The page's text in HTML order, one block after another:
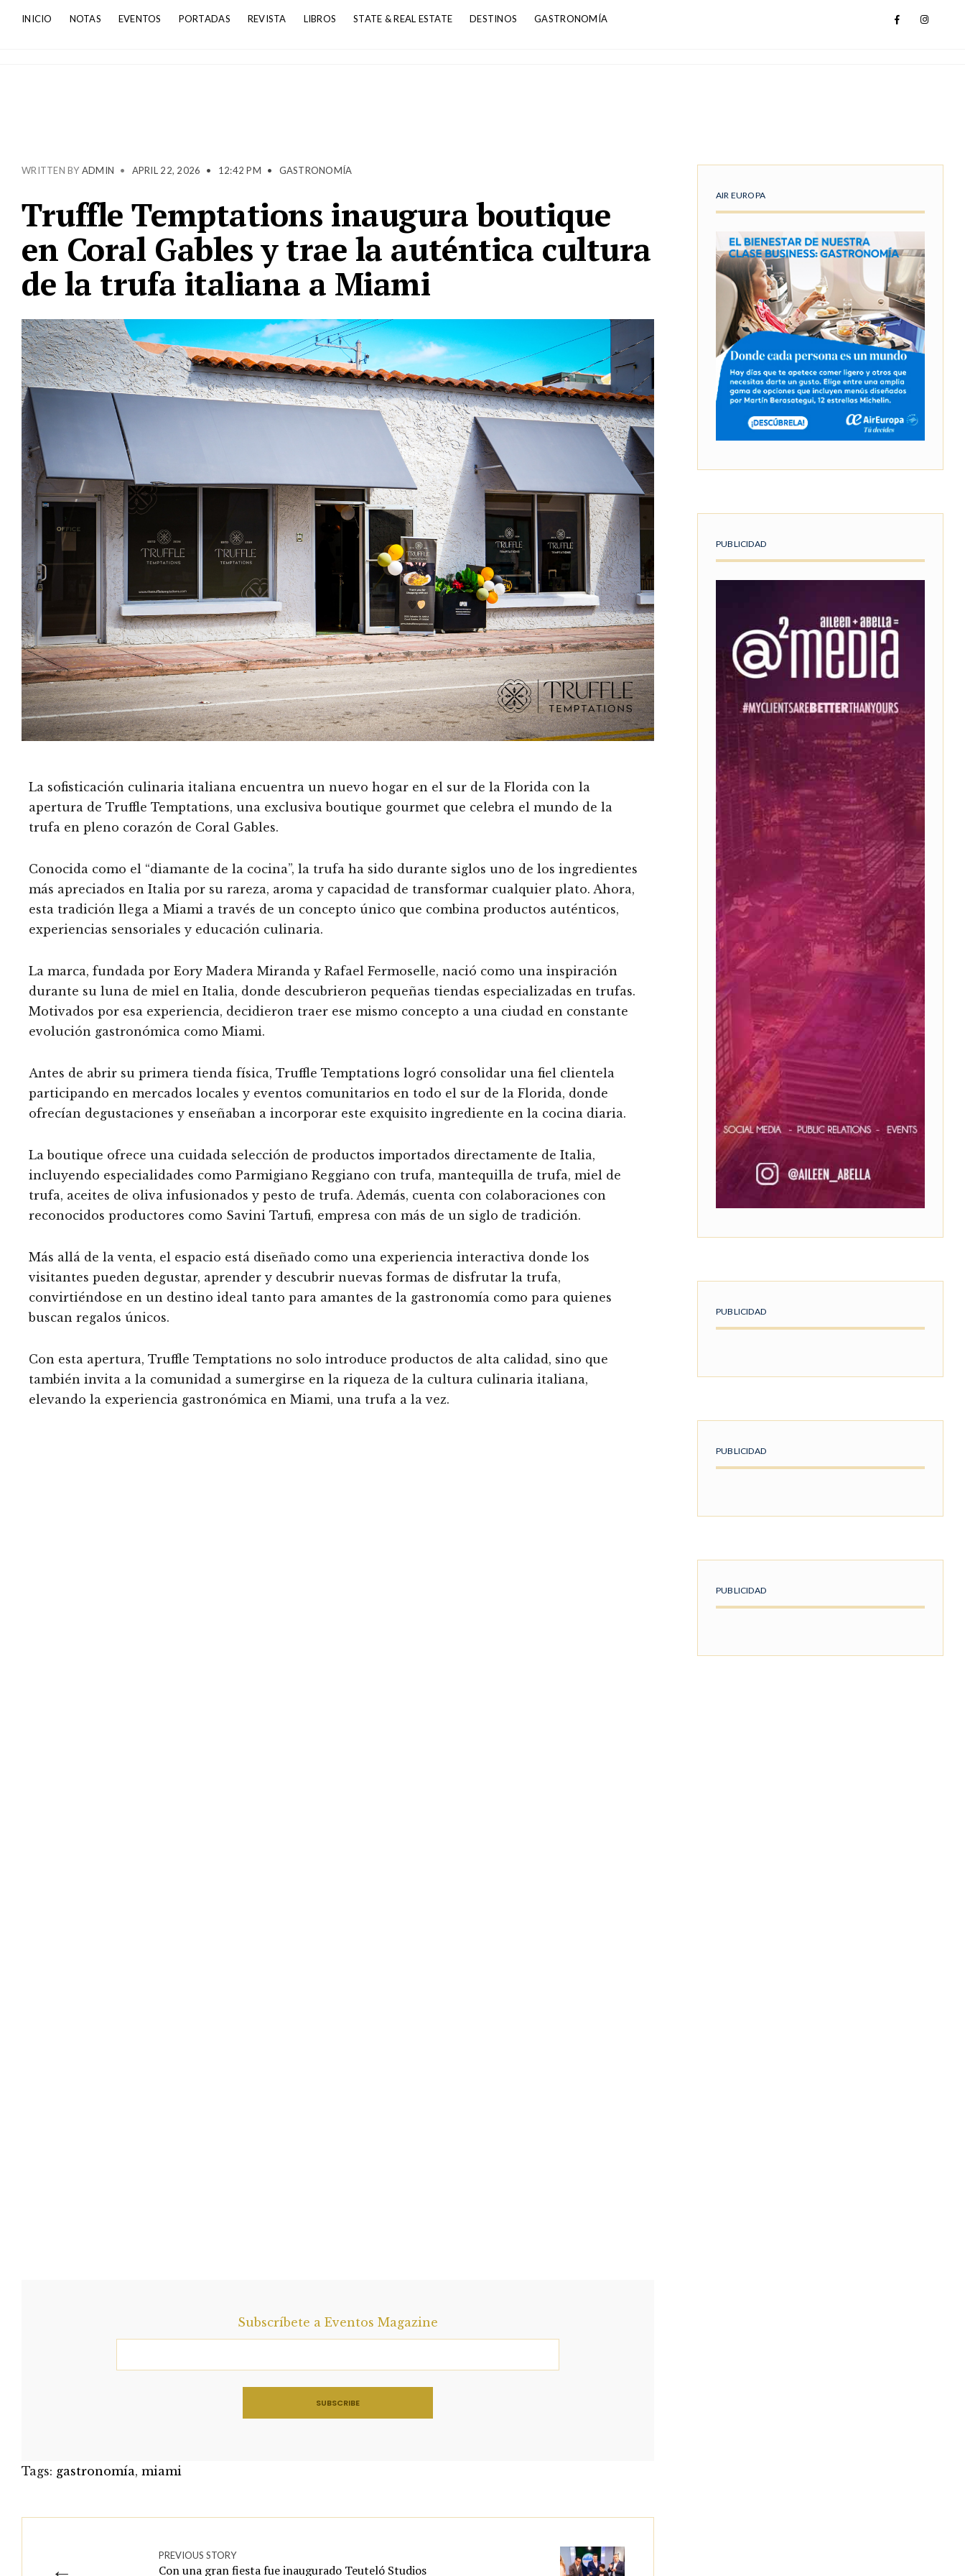
INICIO NOTAS EVENTOS PORTADAS REVISTA LIBROS STATE & REAL ESTATE DESTINOS GASTRONOMÍA
WRITTEN BY ADMIN • APRIL 22, 2026 • 12:42 PM • GASTRONOMÍA
Truffle Temptations inaugura boutique
en Coral Gables y trae la auténtica cultura
de la trufa italiana a Miami
La sofisticación culinaria italiana encuentra un nuevo hogar en el sur de la Florida con la
apertura de Truffle Temptations, una exclusiva boutique gourmet que celebra el mundo de la
trufa en pleno corazón de Coral Gables.
Conocida como el “diamante de la cocina”, la trufa ha sido durante siglos uno de los ingredientes
más apreciados en Italia por su rareza, aroma y capacidad de transformar cualquier plato. Ahora,
esta tradición llega a Miami a través de un concepto único que combina productos auténticos,
experiencias sensoriales y educación culinaria.
La marca, fundada por Eory Madera Miranda y Rafael Fermoselle, nació como una inspiración
durante su luna de miel en Italia, donde descubrieron pequeñas tiendas especializadas en trufas.
Motivados por esa experiencia, decidieron traer ese mismo concepto a una ciudad en constante
evolución gastronómica como Miami.
Antes de abrir su primera tienda física, Truffle Temptations logró consolidar una fiel clientela
participando en mercados locales y eventos comunitarios en todo el sur de la Florida, donde
ofrecían degustaciones y enseñaban a incorporar este exquisito ingrediente en la cocina diaria.
La boutique ofrece una cuidada selección de productos importados directamente de Italia,
incluyendo especialidades como Parmigiano Reggiano con trufa, mantequilla de trufa, miel de
trufa, aceites de oliva infusionados y pesto de trufa. Además, cuenta con colaboraciones con
reconocidos productores como Savini Tartufi, empresa con más de un siglo de tradición.
Más allá de la venta, el espacio está diseñado como una experiencia interactiva donde los
visitantes pueden degustar, aprender y descubrir nuevas formas de disfrutar la trufa,
convirtiéndose en un destino ideal tanto para amantes de la gastronomía como para quienes
buscan regalos únicos.
Con esta apertura, Truffle Temptations no solo introduce productos de alta calidad, sino que
también invita a la comunidad a sumergirse en la riqueza de la cultura culinaria italiana,
elevando la experiencia gastronómica en Miami, una trufa a la vez.
Subscríbete a Eventos Magazine
Tags: gastronomía, miami
PREVIOUS STORY
Con una gran fiesta fue inaugurado Teuteló Studios
AIR EUROPA
PUBLICIDAD
PUBLICIDAD
PUBLICIDAD
PUBLICIDAD